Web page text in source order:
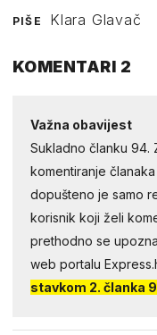
PIŠE Klara Glavač
KOMENTARI 2
Važna obavijest
Sukladno članku 94.
komentiranje
dopušteno je samo
korisnik koji želi
prethodno se
web portalu
stavkom 2. članka